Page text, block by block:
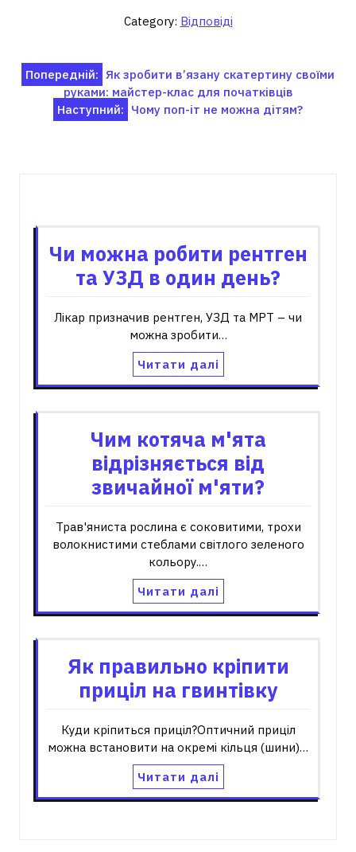
Category: Відповіді
Навігація
записів
Попередній: Як зробити в’язану скатертину своїми
руками: майстер-клас для початківців
Наступний: Чому поп-іт не можна дітям?
Чи можна робити рентген
та УЗД в один день?
Лікар призначив рентген, УЗД та МРТ – чи
можна зробити…
Читати далі
Чим котяча м'ята
відрізняється від
звичайної м'яти?
Трав'яниста рослина є соковитими, трохи
волокнистими стеблами світлого зеленого
кольору.…
Читати далі
Як правильно кріпити
приціл на гвинтівку
Куди кріпиться приціл?Оптичний приціл
можна встановити на окремі кільця (шини)…
Читати далі